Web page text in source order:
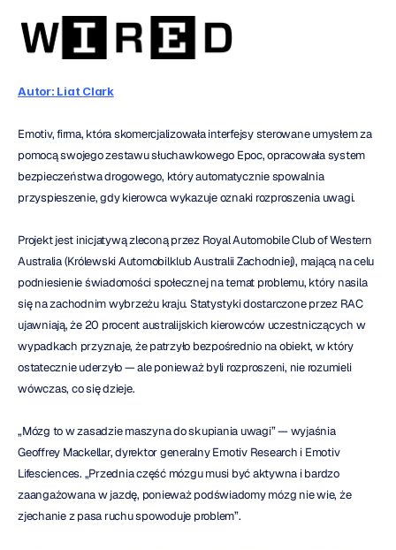
Autor: Liat Clark
Emotiv, firma, która skomercjalizowała interfejsy sterowane umysłem za
pomocą swojego zestawu słuchawkowego Epoc, opracowała system
bezpieczeństwa drogowego, który automatycznie spowalnia
przyspieszenie, gdy kierowca wykazuje oznaki rozproszenia uwagi.
Projekt jest inicjatywą zleconą przez Royal Automobile Club of Western
Australia (Królewski Automobilklub Australii Zachodniej), mającą na celu
podniesienie świadomości społecznej na temat problemu, który nasila
się na zachodnim wybrzeżu kraju. Statystyki dostarczone przez RAC
ujawniają, że 20 procent australijskich kierowców uczestniczących w
wypadkach przyznaje, że patrzyło bezpośrednio na obiekt, w który
ostatecznie uderzyło — ale ponieważ byli rozproszeni, nie rozumieli
wówczas, co się dzieje.
„Mózg to w zasadzie maszyna do skupiania uwagi” — wyjaśnia
Geoffrey Mackellar, dyrektor generalny Emotiv Research i Emotiv
Lifesciences. „Przednia część mózgu musi być aktywna i bardzo
zaangażowana w jazdę, ponieważ podświadomy mózg nie wie, że
zjechanie z pasa ruchu spowoduje problem”.